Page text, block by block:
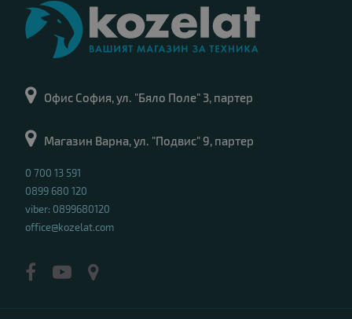
Офис София, ул. "Бяло Поле" 3, партер
Магазин Варна, ул. "Подвис" 9, партер
0 700 13 591
0899 680 120
viber: 0899680120
office@kozelat.com